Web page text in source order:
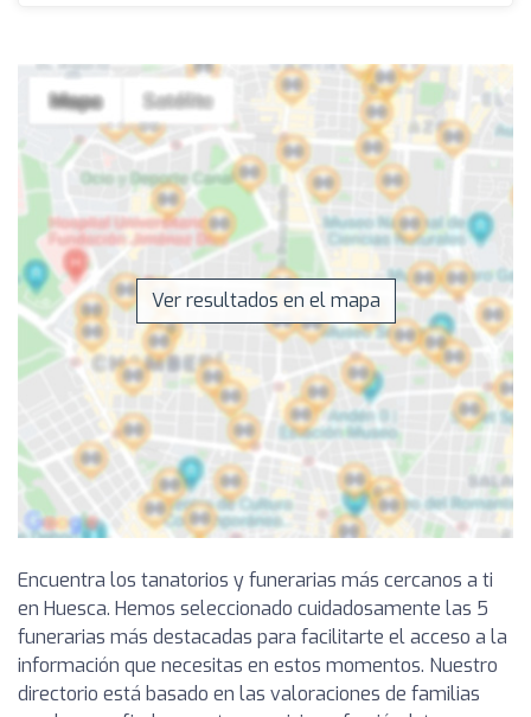
Ver resultados en el mapa
Encuentra los tanatorios y funerarias más cercanos a ti
en Huesca. Hemos seleccionado cuidadosamente las 5
funerarias más destacadas para facilitarte el acceso a la
información que necesitas en estos momentos. Nuestro
directorio está basado en las valoraciones de familias